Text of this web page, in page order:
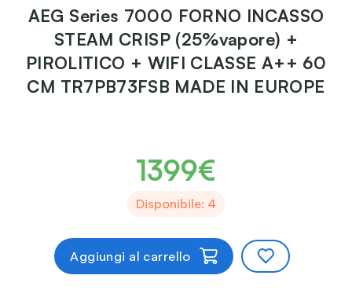
AEG Series 7000 FORNO INCASSO
STEAM CRISP (25%vapore) +
PIROLITICO + WIFI CLASSE A++ 60
CM TR7PB73FSB MADE IN EUROPE
1399€
Disponibile: 4
Aggiungi al carrello